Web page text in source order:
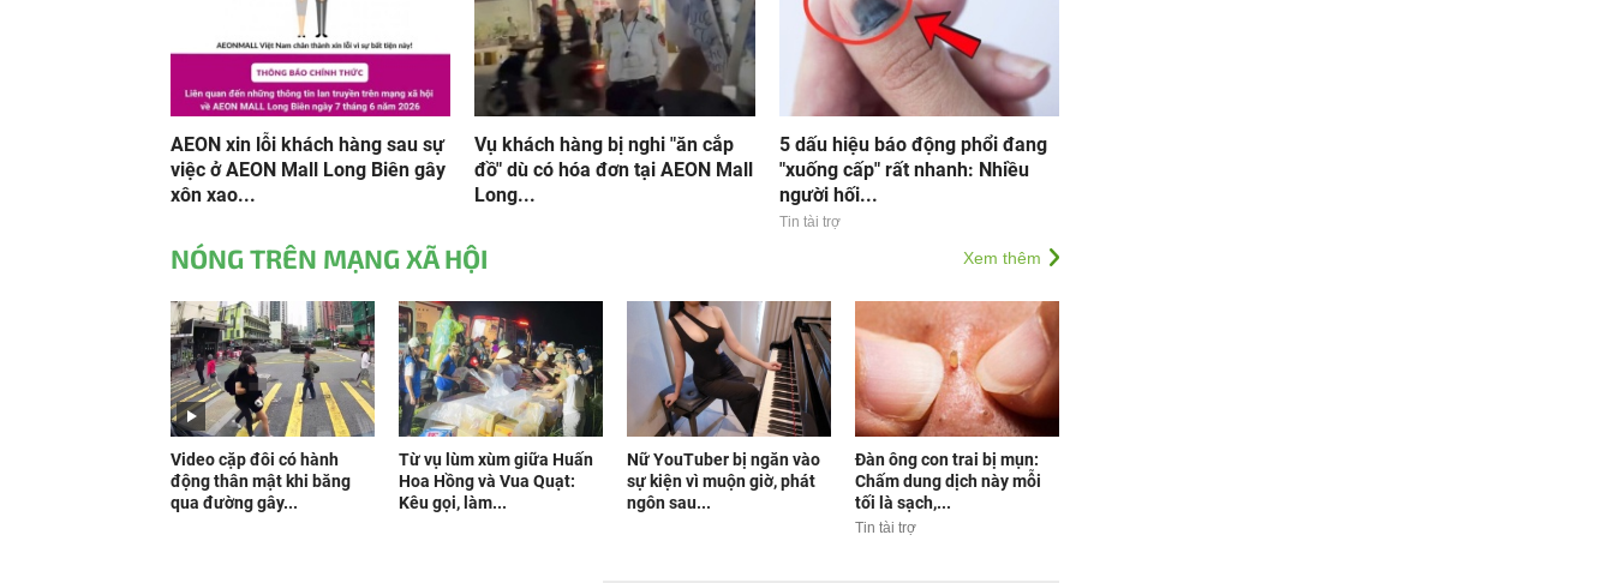
AEON xin lỗi khách hàng sau sự
việc ở AEON Mall Long Biên gây
xôn xao...
Vụ khách hàng bị nghi "ăn cắp
đồ" dù có hóa đơn tại AEON Mall
Long...
5 dấu hiệu báo động phổi đang
"xuống cấp" rất nhanh: Nhiều
người hối...
Tin tài trợ
NÓNG TRÊN MẠNG XÃ HỘI Xem thêm
Video cặp đôi có hành
động thân mật khi băng
qua đường gây...
Từ vụ lùm xùm giữa Huấn
Hoa Hồng và Vua Quạt:
Kêu gọi, làm...
Nữ YouTuber bị ngăn vào
sự kiện vì muộn giờ, phát
ngôn sau...
Đàn ông con trai bị mụn:
Chấm dung dịch này mỗi
tối là sạch,...
Tin tài trợ